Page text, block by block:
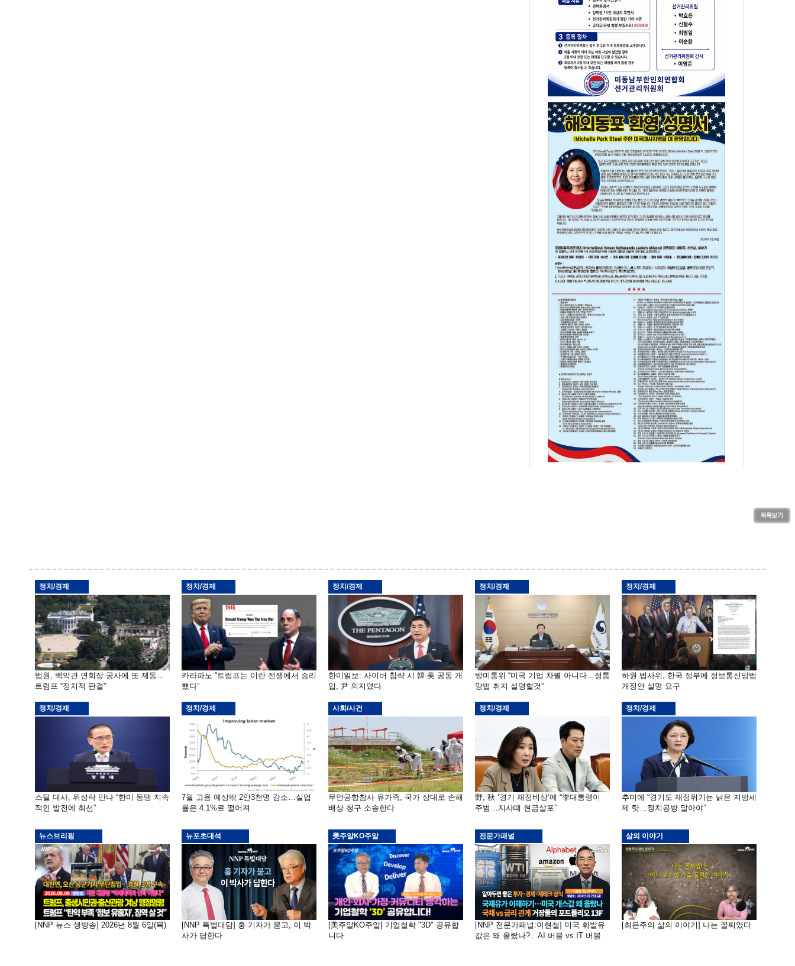
정치/경제
법원, 백악관 연회장 공사에 또 제동…
트럼프 “정치적 판결”
정치/경제
카라파노 “트럼프는 이란 전쟁에서 승리
했다”
정치/경제
한미일보: 사이버 침략 시 韓·美 공동 개
입, 尹 의지였다
정치/경제
방미통위 “미국 기업 차별 아니다…정통
망법 취지 설명할것”
정치/경제
하원 법사위, 한국 정부에 정보통신망법
개정안 설명 요구
정치/경제
스틸 대사, 위성락 만나 “한미 동맹 지속
적인 발전에 최선”
정치/경제
7월 고용 예상밖 2만3천명 감소…실업
률은 4.1%로 떨어져
사회/사건
무안공항참사 유가족, 국가 상대로 손해
배상 청구 소송한다
정치/경제
野, 秋 ‘경기 재정비상’에 “李대통령이
주범…지사때 현금살포”
정치/경제
추미애 “경기도 재정위기는 낡은 지방세
제 탓…정치공방 말아야”
뉴스브리핑
[NNP 뉴스 생방송] 2026년 8월 6일(목)
뉴포초대석
[NNP 특별대담] 홍 기자가 묻고, 이 박
사가 답한다
美주알KO주알
[美주알KO주알] 기업철학 "3D" 공유합
니다
전문가패널
[NNP 전문가패널:이현철] 미국 휘발유
값은 왜 올랐나?…AI 버블 vs IT 버블
삶의 이야기
[최은주의 삶의 이야기] 나는 꼴찌였다